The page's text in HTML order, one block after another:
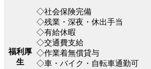
福利厚
生
◇社会保険完備
◇残業・深夜・休出手当
◇有給休暇
◇交通費支給
◇作業着無償貸与
◇車・バイク・自転車通勤可